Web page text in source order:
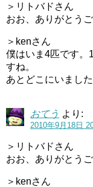
＞リトバドさん
おお、ありがとう
＞kenさん
僕はいま4匹です。
すね。
あとどこにいました
おてう より:
2010年9月18日
＞リトバドさん
おお、ありがとう
＞kenさん